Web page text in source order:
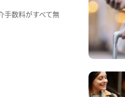
手数料がすべて無